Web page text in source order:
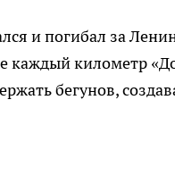
и погибал за
каждый километр
бегунов,